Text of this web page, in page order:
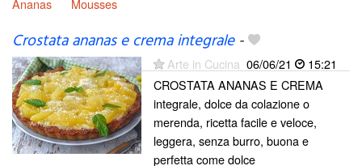
Crostata ananas e crema integrale-
Arte in Cucina 06/06/21
15:21
CROSTATA ANANAS E CREMA
integrale, dolce da colazione o
merenda, ricetta facile e veloce,
leggera, senza burro, buona e
perfetta come dolce